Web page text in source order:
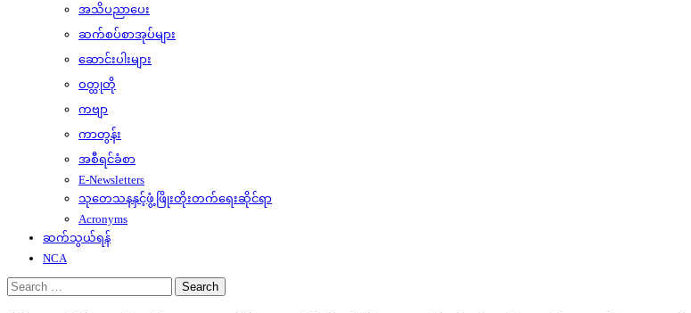
အသိပညာပေး
ဆက်စပ်စာအုပ်များ
ဆောင်းပါးများ
ဝတ္ထုတို
ကဗျာ
ကာတွန်း
အစီရင်ခံစာ
E-Newsletters
သုတေသနနှင့်ဖွံ့ဖြိုးတိုးတက်ရေးဆိုင်ရာ
Acronyms
ဆက်သွယ်ရန်
NCA
Search
for: